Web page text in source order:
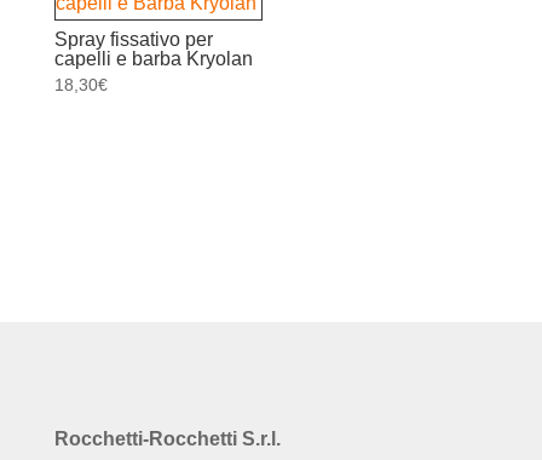
Spray fissativo per
capelli e barba Kryolan
18,30€
Rocchetti-Rocchetti S.r.l.